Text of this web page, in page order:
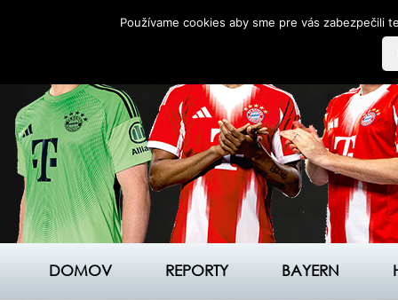
DOMOV REPORTY BAYERN
Používame cookies aby sme pre vás zabezpečili